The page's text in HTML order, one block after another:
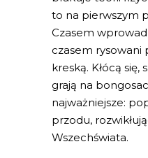
to na pierwszym
Czasem
czasem rysowani
kreską. Kłócą się,
grają na
najważniejsze:
przodu,
Wszechświata.